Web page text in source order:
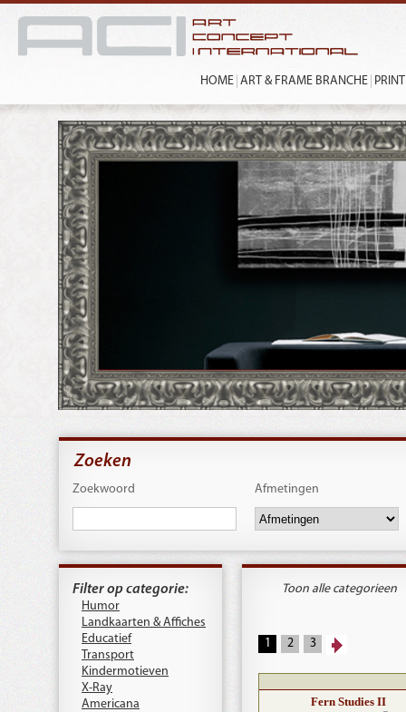
HOME ART & FRAME BRANCHE
Zoeken
Zoekwoord Afmetingen
Filter op categorie:
Humor
Landkaarten & Affiches
Educatief
Transport
Kindermotieven
X-Ray
Americana
Toon alle categorieen
1 2 3
Fern Studies II